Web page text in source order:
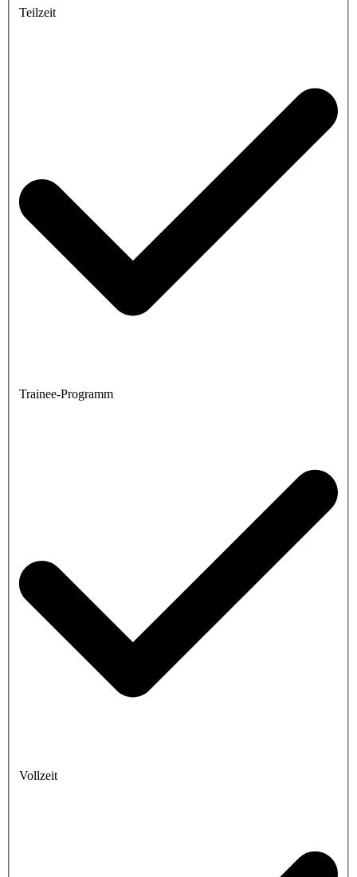
Teilzeit
Trainee-Programm
Vollzeit